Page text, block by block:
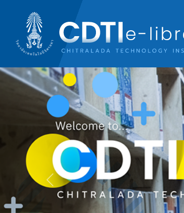
Previous